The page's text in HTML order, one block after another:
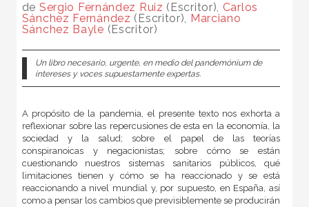
de Sergio Fernández Ruiz (Escritor), Carlos
Sánchez Fernández (Escritor), Marciano
Sánchez Bayle (Escritor)
Un libro necesario, urgente, en medio del pandemónium de
intereses y voces supuestamente expertas.
A propósito de la pandemia, el presente texto nos exhorta a
reflexionar sobre las repercusiones de esta en la economía, la
sociedad y la salud; sobre el papel de las teorías
conspiranoicas y negacionistas; sobre cómo se están
cuestionando nuestros sistemas sanitarios públicos, qué
limitaciones tienen y cómo se ha reaccionado y se está
reaccionando a nivel mundial y, por supuesto, en España, así
como a pensar los cambios que previsiblemente se producirán